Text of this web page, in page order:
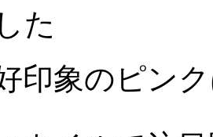
た
印象のピン